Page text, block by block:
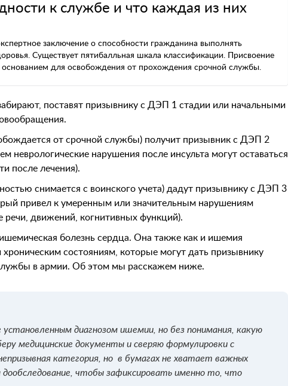
к службе и что каждая из них
заключение о способности гражданина выполнять
Существует пятибалльная шкала классификации. Присвоение
основанием для освобождения от прохождения срочной службы.
поставят призывнику с ДЭП 1 стадии или начальными
от срочной службы) получит призывник с ДЭП 2
неврологические нарушения после инсульта могут оставаться
после лечения).
снимается с воинского учета) дадут призывнику с ДЭП 3
привел к умеренным или значительным нарушениям
движений, когнитивных функций).
болезнь сердца. Она также как и ишемия
состояниям, которые могут дать призывнику
в армии. Об этом мы расскажем ниже.
диагнозом ишемии, но без понимания, какую
медицинские документы и сверяю формулировки с
категория, но в бумагах не хватает важных
чтобы зафиксировать именно то, что